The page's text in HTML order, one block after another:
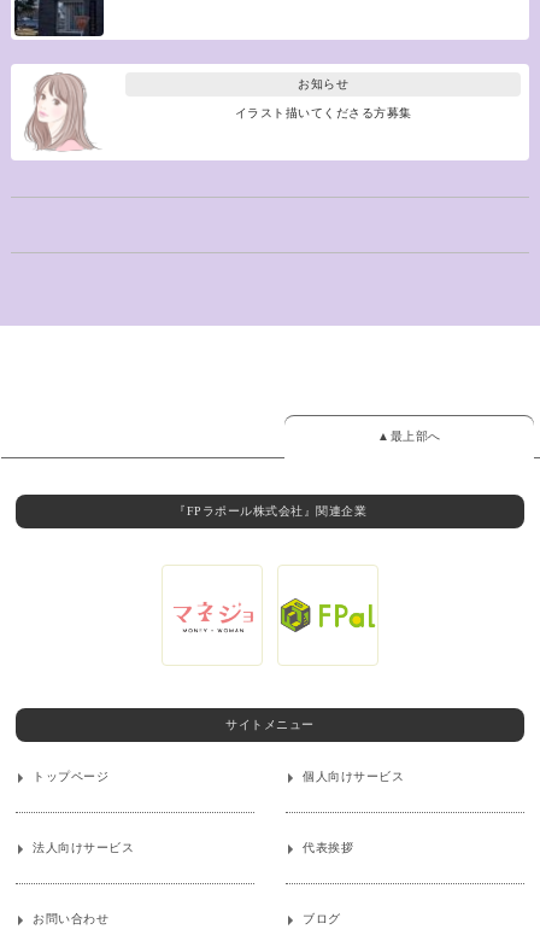
お知らせ
イラスト描いてくださる方募集
▲最上部へ
『FPラポール株式会社』関連企業
サイトメニュー
トップページ 個人向けサービス
法人向けサービス 代表挨拶
お問い合わせ ブログ